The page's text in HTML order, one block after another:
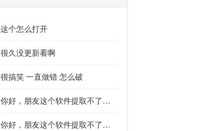
这个怎么打开
很久没更新看啊
很搞笑 一直做错 怎么破
你好，朋友这个软件提取不了如果你看到了，能不能把这个纯净版的发我邮箱里不
你好，朋友这个软件提取不了如果你看到了，能不能把这个纯净版的发我邮箱里不